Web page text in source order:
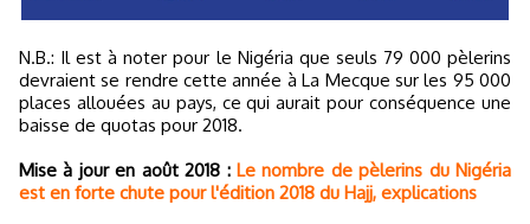
N.B.: Il est à noter pour le Nigéria que seuls 79 000 pèlerins
devraient se rendre cette année à La Mecque sur les 95 000
places allouées au pays, ce qui aurait pour conséquence une
baisse de quotas pour 2018.
Mise à jour en août 2018 : Le nombre de pèlerins du Nigéria
est en forte chute pour l'édition 2018 du Hajj, explications